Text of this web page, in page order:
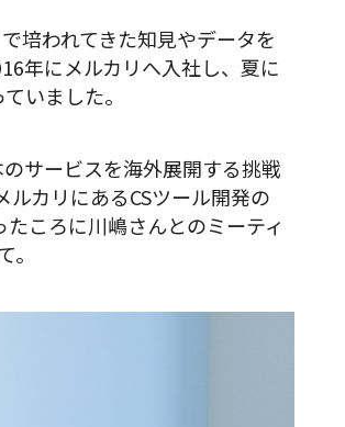
培われてきた知見やデータを
年にメルカリへ入社し、夏に
いました。
サービスを海外展開する挑戦
カリにあるCSツール開発の
ころに川嶋さんとのミーティ